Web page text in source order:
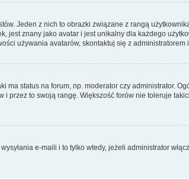
Jeden z nich to obrazki związane z rangą
jest znany jako avatar i jest unikalny dla każdego
używania avatarów, skontaktuj się z
status na forum, np. moderator czy administrator.
to swoją rangę. Większość forów nie toleruje
e-maili i to tylko wtedy, jeżeli administrator